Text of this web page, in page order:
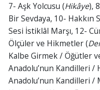
7- Aşk Yolcusu (Hikâye),
Bir Sevdaya, 10-
Sesi İstiklâl Marşı, 12-
Ölçüler ve Hikmetler (
Kalbe Girmek / Öğütler
Anadolu’nun Kandilleri /
Anadolu’nun Kandilleri /